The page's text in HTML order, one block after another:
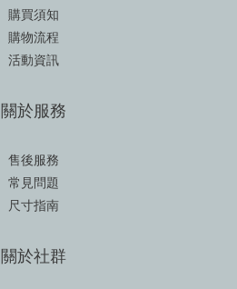
購買須知
購物流程
活動資訊
關於服務
售後服務
常見問題
尺寸指南
關於社群